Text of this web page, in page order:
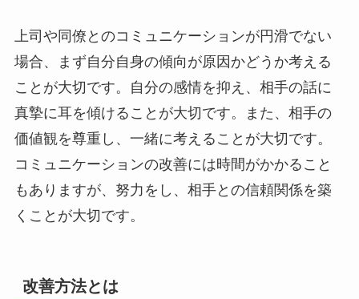
上司や同僚とのコミュニケーションが円滑でない
場合、まず自分自身の傾向が原因かどうか考える
ことが大切です。自分の感情を抑え、相手の話に
真摯に耳を傾けることが大切です。また、相手の
価値観を尊重し、一緒に考えることが大切です。
コミュニケーションの改善には時間がかかること
もありますが、努力をし、相手との信頼関係を築
くことが大切です。
改善方法とは